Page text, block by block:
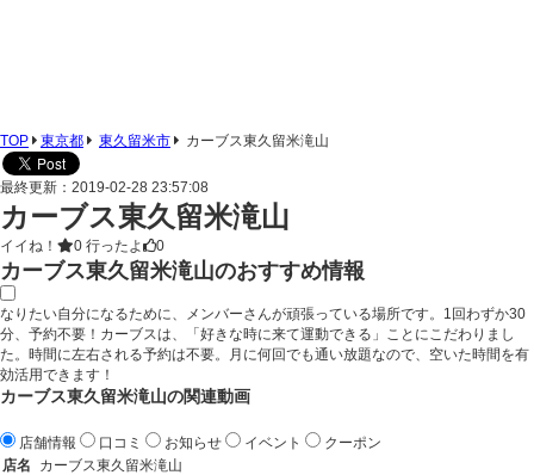
TOP 東京都 東久留米市 カーブス東久留米滝山
最終更新：2019-02-28 23:57:08
カーブス東久留米滝山
イイね！ 0 行ったよ 0
カーブス東久留米滝山のおすすめ情報
なりたい自分になるために、メンバーさんが頑張っている場所です。1回わずか30
分、予約不要！カーブスは、「好きな時に来て運動できる」ことにこだわりまし
た。時間に左右される予約は不要。月に何回でも通い放題なので、空いた時間を有
効活用できます！
カーブス東久留米滝山の関連動画
店舗情報 口コミ お知らせ イベント
クーポン
店名
カーブス東久留米滝山